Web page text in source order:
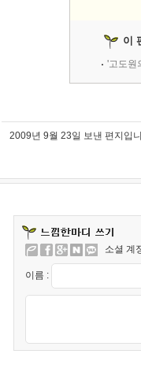
이
'고도원
2009년 9월 23일 보낸 편지입
소셜 계
이름 :